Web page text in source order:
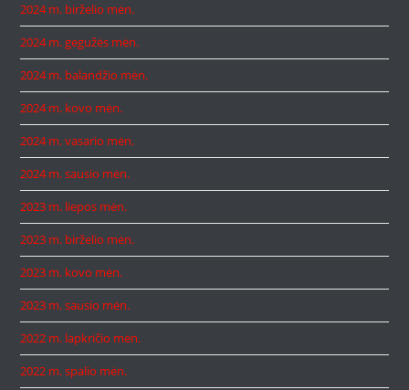
2024 m. birželio mėn.
2024 m. gegužės mėn.
2024 m. balandžio mėn.
2024 m. kovo mėn.
2024 m. vasario mėn.
2024 m. sausio mėn.
2023 m. liepos mėn.
2023 m. birželio mėn.
2023 m. kovo mėn.
2023 m. sausio mėn.
2022 m. lapkričio mėn.
2022 m. spalio mėn.